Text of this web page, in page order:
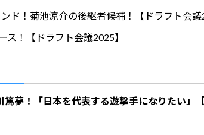
ド！菊池涼介の後継者候補！【ドラフト会議
ス！【ドラフト会議2025】
篤夢！「日本を代表する遊撃手になりたい」